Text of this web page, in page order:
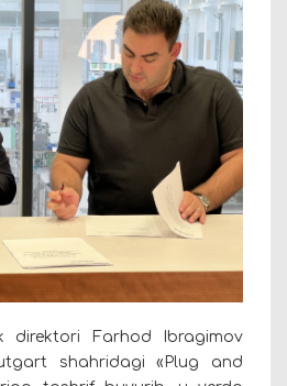
direktori Farhod Ibragimov
shahridagi «Plug and